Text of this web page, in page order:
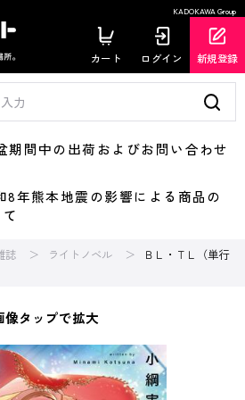
KADOKAWA Group
カート ログイン 新規登録
間中の出荷およびお問い合わせ
熊本地震の影響による商品の
誌 ライトノベル
ＢＬ・ＴＬ（単行
像タップで拡大